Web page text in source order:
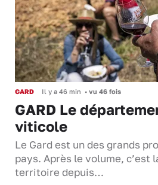
GARD Il y a 46 min • vu 46 fois
GARD Le
viticole
Le Gard est un des grands
pays. Après le volume,
territoire depuis…